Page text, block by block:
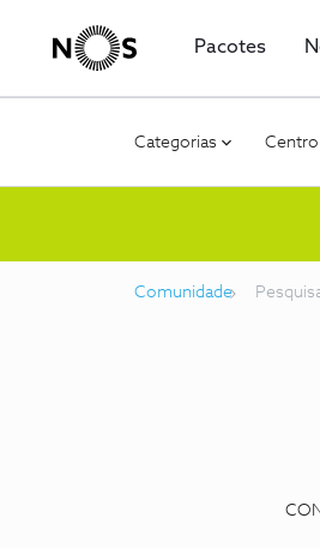
Pacotes
Categorias Centro
Comunidade